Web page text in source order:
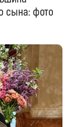
сына: фото